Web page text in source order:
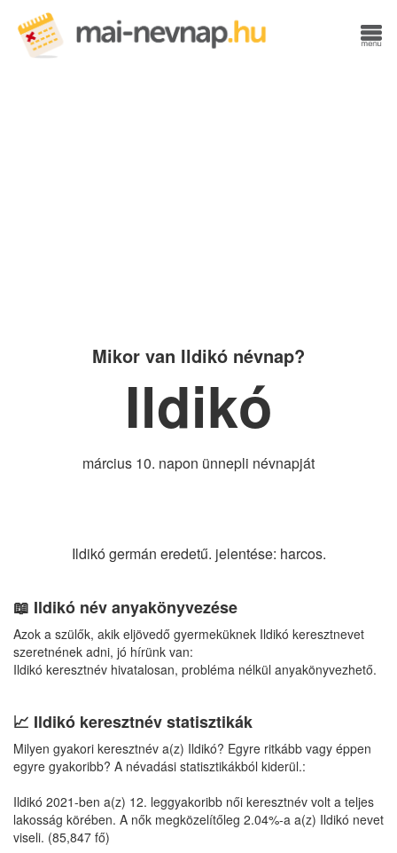
Mikor van Ildikó névnap?
Ildikó
március 10. napon ünnepli névnapját
Ildikó germán eredetű. jelentése: harcos.
📖 Ildikó név anyakönyvezése
Azok a szülők, akik eljövedő gyermeküknek Ildikó keresztnevet
szeretnének adni, jó hírünk van:
Ildikó keresztnév hivatalosan, probléma nélkül anyakönyvezhető.
📈 Ildikó keresztnév statisztikák
Milyen gyakori keresztnév a(z) Ildikó? Egyre ritkább vagy éppen
egyre gyakoribb? A névadási statisztikákból kiderül.:
Ildikó 2021-ben a(z) 12. leggyakoribb női keresztnév volt a teljes
lakosság körében. A nők megközelítőleg 2.04%-a a(z) Ildikó nevet
viseli. (85,847 fő)